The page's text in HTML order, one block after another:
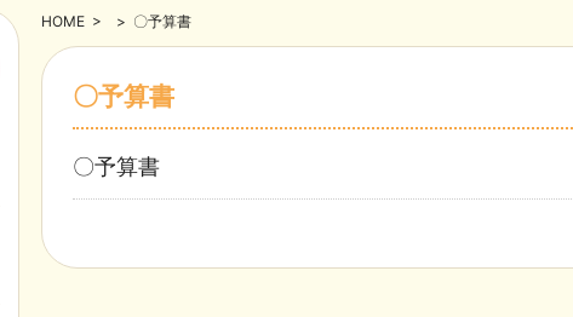
HOME > > 〇予算書
〇予算書
〇予算書